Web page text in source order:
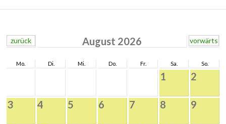
zurück August 2026 vorwärts
Mo. Di. Mi. Do. Fr. Sa. So.
1 2
3 4 5 6 7 8 9